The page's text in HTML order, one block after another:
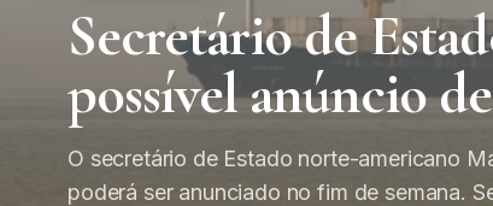
Secretário de
possível anúncio
O secretário de Estado norte-americano
poderá ser anunciado no fim de semana.